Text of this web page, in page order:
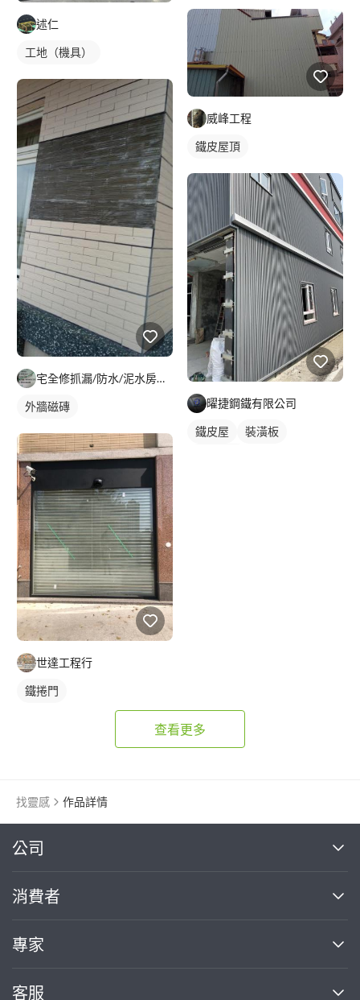
述仁
工地（機具）
宅全修抓漏/防水/泥水房屋修繕團隊
外牆磁磚
世達工程行
鐵捲門
威峰工程
鐵皮屋頂
曜捷鋼鐵有限公司
鐵皮屋
裝潢板
查看更多
找靈感 作品詳情
公司
關於我們
部落格
加入我們
消費者
買服務
專家
案件中心
客服
繼續完成